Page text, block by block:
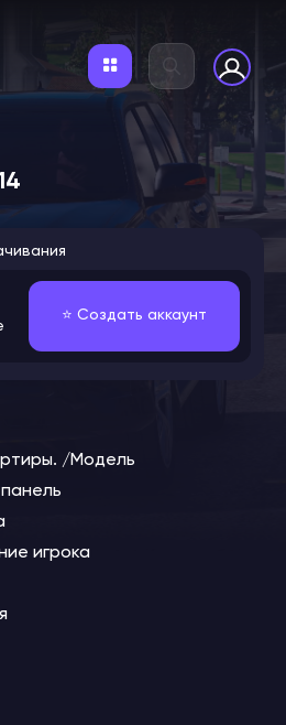
⭐️ Создать аккаунт
/Модель
игрока